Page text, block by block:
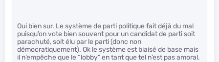
Oui bien sur. Le système de parti politique fait déjà du mal
puisqu’on vote bien souvent pour un candidat de parti soit
parachuté, soit élu par le parti (donc non
démocratiquement). Ok le système est biaisé de base mais
il n’empêche que le “lobby” en tant que tel n’est pas amoral.